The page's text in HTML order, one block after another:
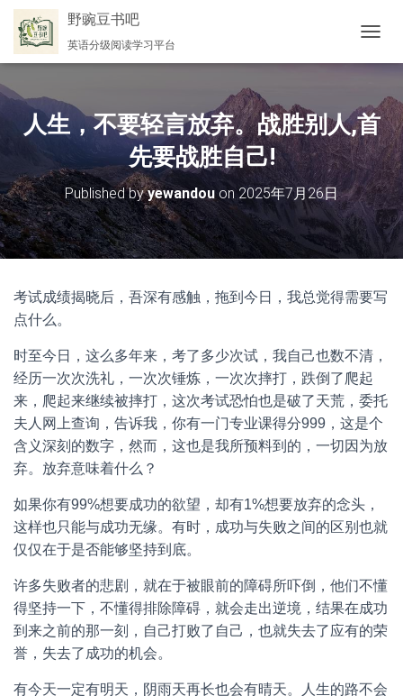
野豌豆书吧
英语分级阅读学习平台
换
人生，不要轻言放弃。战胜别人,首
先要战胜自己!
Published byyewandou on2025年7月26日
考试成绩揭晓后，吾深有感触，拖到今日，我总觉得需要写
点什么。
时至今日，这么多年来，考了多少次试，我自己也数不清，
经历一次次洗礼，一次次锤炼，一次次摔打，跌倒了爬起
来，爬起来继续被摔打，这次考试恐怕也是破了天荒，委托
夫人网上查询，告诉我，你有一门专业课得分999，这是个
含义深刻的数字，然而，这也是我所预料到的，一切因为放
弃。放弃意味着什么？
如果你有99%想要成功的欲望，却有1%想要放弃的念头，
这样也只能与成功无缘。有时，成功与失败之间的区别也就
仅仅在于是否能够坚持到底。
许多失败者的悲剧，就在于被眼前的障碍所吓倒，他们不懂
得坚持一下，不懂得排除障碍，就会走出逆境，结果在成功
到来之前的那一刻，自己打败了自己，也就失去了应有的荣
誉，失去了成功的机会。
有今天一定有明天，阴雨天再长也会有晴天。人生的路不会